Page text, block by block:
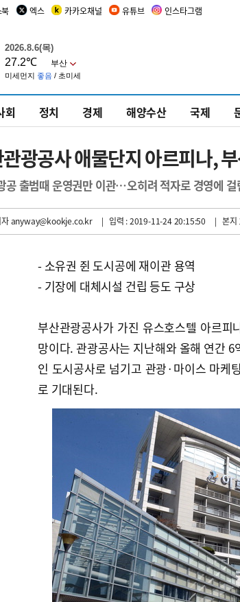
엑스 카카오채널 유튜브 인스타그램
회 정치 경제 해양수산 국제
광공사 애물단지 아르피나,
공 출범때 운영권만 이관…오히려 적자로 경영에 걸
anyway@kookje.co.kr | 입력 : 2019-11-24 20:15:50 | 본지
- 소유권 쥔 도시공에 재이관 용역
- 기장에 대체시설 건립 등도 구상
부산관광공사가 가진 유스호스텔 아르
망이다. 관광공사는 지난해와 올해 연간
인 도시공사로 넘기고 관광·마이스 마케
로 기대된다.